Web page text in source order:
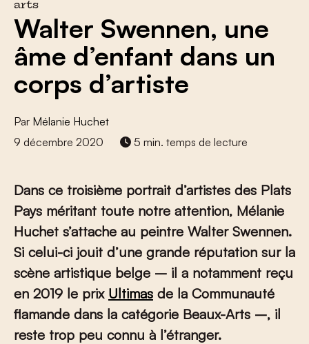
arts
Walter Swennen, une
âme d’enfant dans un
corps d’artiste
Par Mélanie Huchet
9 décembre 2020
5 min. temps de lecture
Dans ce troisième portrait d’artistes des Plats
Pays méritant toute notre attention, Mélanie
Huchet s’attache au peintre Walter Swennen.
Si celui-ci jouit d’une grande réputation sur la
scène artistique belge – il a notamment reçu
en 2019 le prix Ultimas de la Communauté
flamande dans la catégorie Beaux-Arts –, il
reste trop peu connu à l’étranger.